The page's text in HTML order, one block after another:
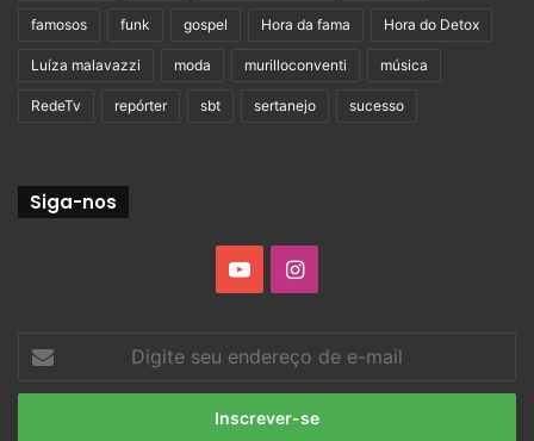
famosos funk gospel Hora da fama Hora do Detox
Luíza malavazzi moda murilloconventi música
RedeTv repórter sbt sertanejo sucesso
Siga-nos
YouTubeInstagram
seu
endereço